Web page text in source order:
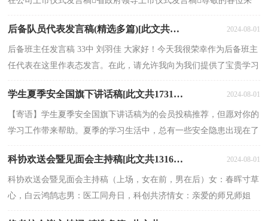
后备队员代表发言稿(精选多篇)[此文共3567字] 2024-08-01
后备班主任发言稿 33中 刘羽佳 大家好！今天我很荣幸作为后备班主
任代表在这里作表态发言。在此，请允许我向为我们提供了宝贵学习
学生夏季安全国旗下讲话稿[此文共1731字] 2024-08-01
【寄语】学生夏季安全国旗下讲话稿为的会员投稿推荐，但愿对你的
学习工作带来帮助。夏季的学习生活中，总有一些安全隐患出现在了
科协欢送会暨见面会主持稿[此文共1316字] 2024-08-01
科协欢送会暨见面会主持稿（上场，女在前，男在后）女：春晖寸草
心，白云鸿鹄志男：医工同舟日，科创共济情女：亲爱的师兄师姐